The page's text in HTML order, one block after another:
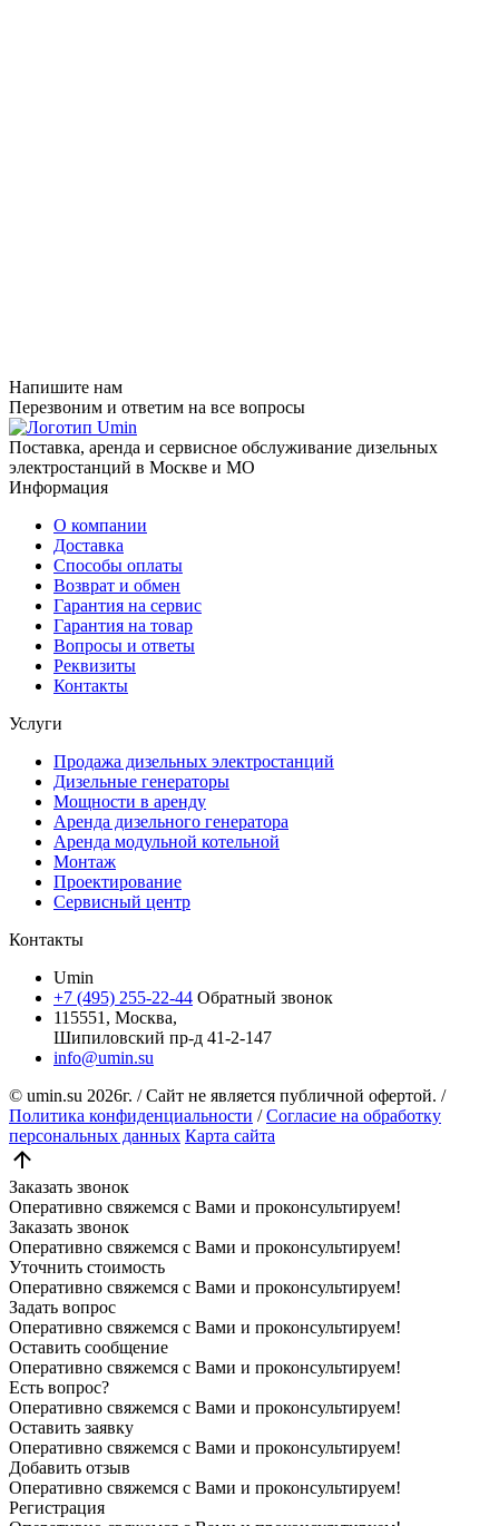
Напишите нам
Перезвоним и ответим на все вопросы
Поставка, аренда и сервисное обслуживание дизельных
электростанций в Москве и МО
Информация
О компании
Доставка
Способы оплаты
Возврат и обмен
Гарантия на сервис
Гарантия на товар
Вопросы и ответы
Реквизиты
Контакты
Услуги
Продажа дизельных электростанций
Дизельные генераторы
Мощности в аренду
Аренда дизельного генератора
Аренда модульной котельной
Монтаж
Проектирование
Сервисный центр
Контакты
Umin
+7 (495) 255-22-44 Обратный звонок
115551, Москва,
Шипиловский пр-д 41-2-147
info@umin.su
© umin.su 2026г. /Сайт не является публичной офертой. /
Политика конфиденциальности / Согласие на обработку
персональных данных Карта сайта
Заказать звонок
Оперативно свяжемся с Вами и проконсультируем!
Заказать звонок
Оперативно свяжемся с Вами и проконсультируем!
Уточнить стоимость
Оперативно свяжемся с Вами и проконсультируем!
Задать вопрос
Оперативно свяжемся с Вами и проконсультируем!
Оставить сообщение
Оперативно свяжемся с Вами и проконсультируем!
Есть вопрос?
Оперативно свяжемся с Вами и проконсультируем!
Оставить заявку
Оперативно свяжемся с Вами и проконсультируем!
Добавить отзыв
Оперативно свяжемся с Вами и проконсультируем!
Регистрация